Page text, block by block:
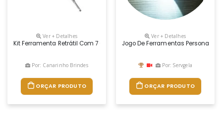
Ver + Detalhes
Kit Ferramenta Retrátil Com 7 Chaves E Lanterna De 6 Leds. Material
Por: Canarinho Brindes
ORÇAR PRODUTO
Ver + Detalhes
Jogo De Ferramentas
Por: Servgela
ORÇAR PRODUTO